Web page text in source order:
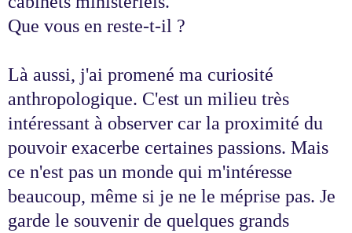
Que vous en reste-t-il ?
Là aussi, j'ai promené ma curiosité
anthropologique. C'est un milieu très
intéressant à observer car la proximité du
pouvoir exacerbe certaines passions. Mais
ce n'est pas un monde qui m'intéresse
beaucoup, même si je ne le méprise pas. Je
garde le souvenir de quelques grands